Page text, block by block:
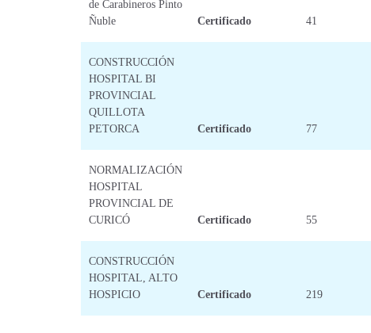
de Carabineros Pinto
Ñuble
Certificado 41
CONSTRUCCIÓN
HOSPITAL BI
PROVINCIAL
QUILLOTA
PETORCA
Certificado 77
NORMALIZACIÓN
HOSPITAL
PROVINCIAL DE
CURICÓ
Certificado 55
CONSTRUCCIÓN
HOSPITAL, ALTO
HOSPICIO
Certificado 219